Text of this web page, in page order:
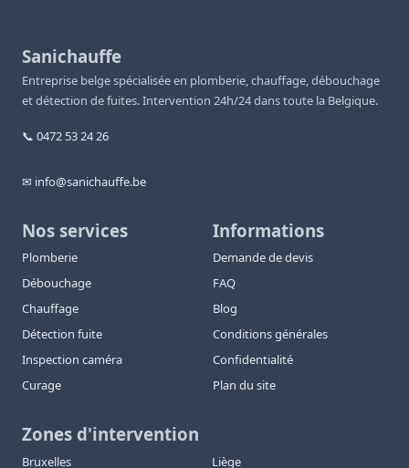
Sanichauffe
Entreprise belge spécialisée en plomberie, chauffage, débouchage
et détection de fuites. Intervention 24h/24 dans toute la Belgique.
📞 0472 53 24 26
✉ info@sanichauffe.be
Nos services
Plomberie
Débouchage
Chauffage
Détection fuite
Inspection caméra
Curage
Informations
Demande de devis
FAQ
Blog
Conditions générales
Confidentialité
Plan du site
Zones d'intervention
Bruxelles Liège